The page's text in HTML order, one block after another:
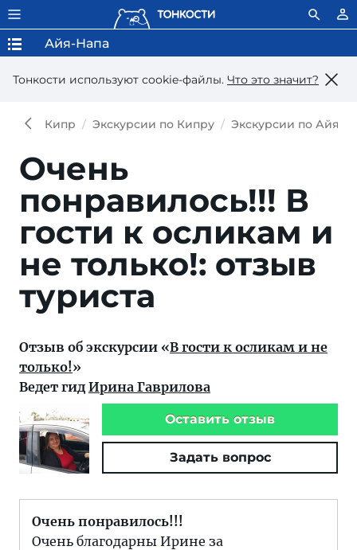
Тонкости используют сookie-файлы. Что это значит?
Айя-Напа
Кипр Экскурсии по Кипру Экскурсии по Айя-
Очень
понравилось!!! В
гости к осликам и
не только!: отзыв
туриста
Отзыв об экскурсии «В гости к осликам и не
только!»
Ведет гид Ирина Гаврилова
Оставить отзыв
Задать вопрос
Очень понравилось!!!
Очень благодарны Ирине за